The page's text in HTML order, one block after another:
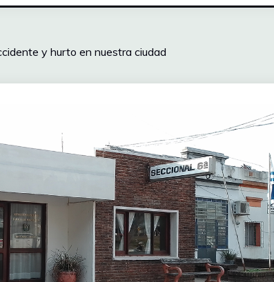
y hurto en nuestra ciudad